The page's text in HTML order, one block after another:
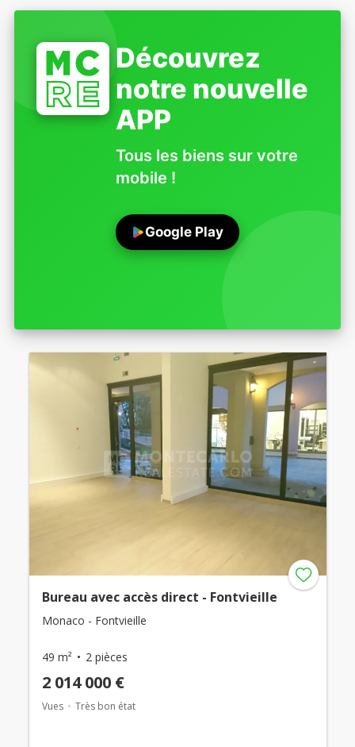
Découvrez
notre nouvelle
APP
Tous les biens sur votre
mobile !
Google Play
Bureau avec accès direct - Fontvieille
Monaco - Fontvieille
49 m² 2 pièces
2 014 000 €
Vues Très bon état